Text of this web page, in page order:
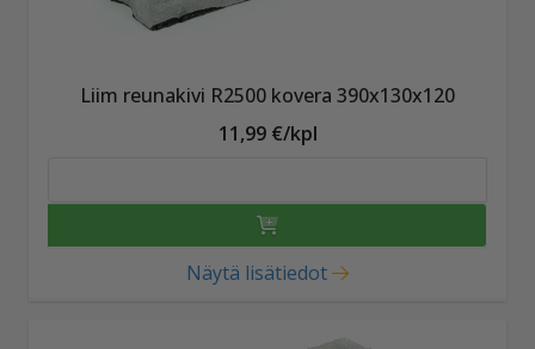
Liim reunakivi R2500 kovera 390x130x120
11,99 €/kpl
Näytä lisätiedot